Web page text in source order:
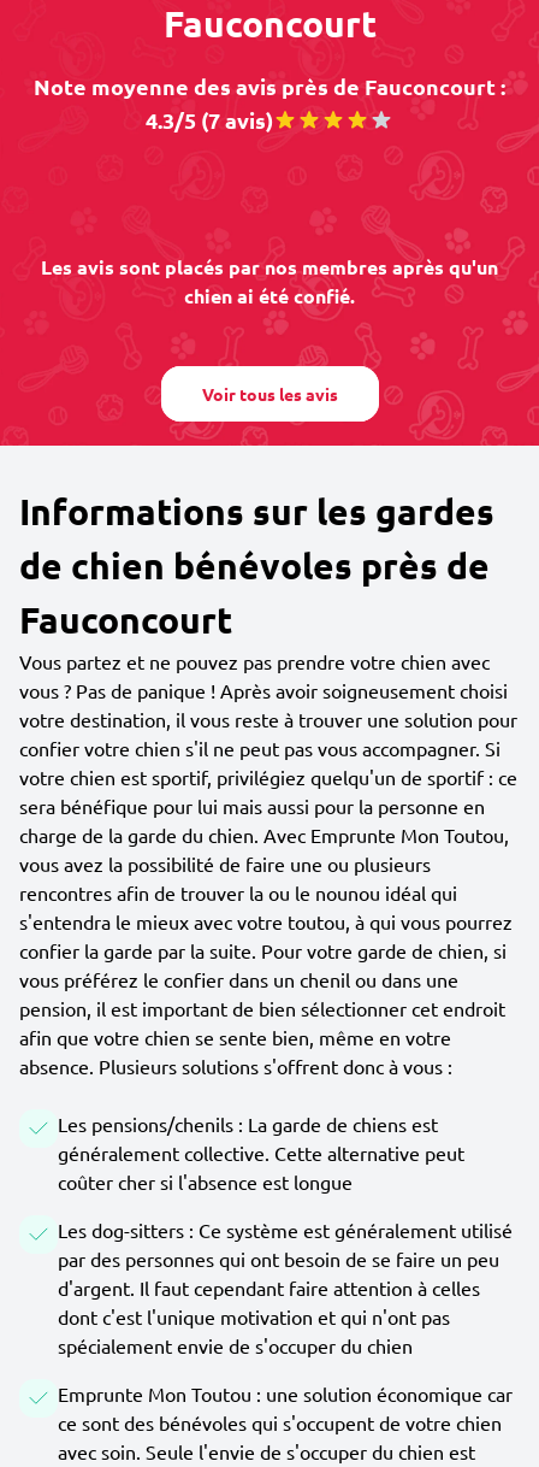
Fauconcourt
Note moyenne des avis près de Fauconcourt :
4.3/5 (7 avis)
Les avis sont placés par nos membres après qu'un
chien ai été confié.
Voir tous les avis
Informations sur les gardes
de chien bénévoles près de
Fauconcourt
Vous partez et ne pouvez pas prendre votre chien avec
vous ? Pas de panique ! Après avoir soigneusement choisi
votre destination, il vous reste à trouver une solution pour
confier votre chien s'il ne peut pas vous accompagner. Si
votre chien est sportif, privilégiez quelqu'un de sportif : ce
sera bénéfique pour lui mais aussi pour la personne en
charge de la garde du chien. Avec Emprunte Mon Toutou,
vous avez la possibilité de faire une ou plusieurs
rencontres afin de trouver la ou le nounou idéal qui
s'entendra le mieux avec votre toutou, à qui vous pourrez
confier la garde par la suite. Pour votre garde de chien, si
vous préférez le confier dans un chenil ou dans une
pension, il est important de bien sélectionner cet endroit
afin que votre chien se sente bien, même en votre
absence. Plusieurs solutions s'offrent donc à vous :
Les pensions/chenils : La garde de chiens est
généralement collective. Cette alternative peut
coûter cher si l'absence est longue
Les dog-sitters : Ce système est généralement utilisé
par des personnes qui ont besoin de se faire un peu
d'argent. Il faut cependant faire attention à celles
dont c'est l'unique motivation et qui n'ont pas
spécialement envie de s'occuper du chien
Emprunte Mon Toutou : une solution économique car
ce sont des bénévoles qui s'occupent de votre chien
avec soin. Seule l'envie de s'occuper du chien est